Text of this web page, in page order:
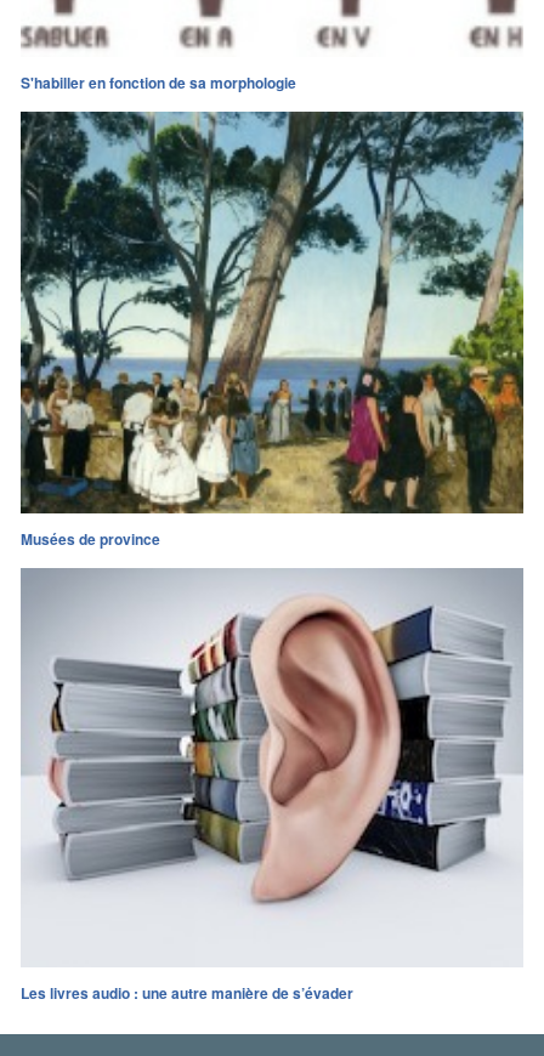
S'habiller en fonction de sa morphologie
Musées de province
Les livres audio : une autre manière de s’évader